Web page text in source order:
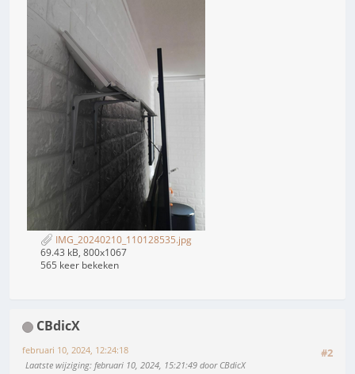
IMG_20240210_110128535.jpg
69.43 kB, 800x1067
565 keer bekeken
CBdicX
#2
februari 10, 2024, 12:24:18
Laatste wijziging: februari 10, 2024, 15:21:49 door CBdicX